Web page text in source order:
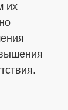
ПДн
их